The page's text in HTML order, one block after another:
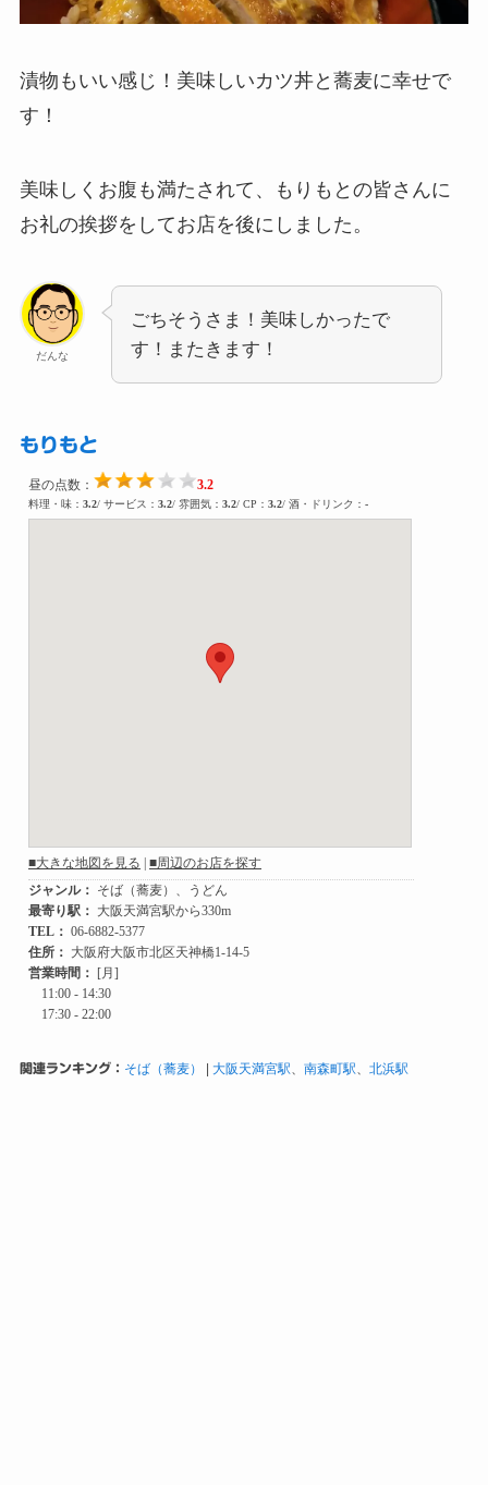
漬物もいい感じ！美味しいカツ丼と蕎麦に幸せで
す！
美味しくお腹も満たされて、もりもとの皆さんに
お礼の挨拶をしてお店を後にしました。
だんな
ごちそうさま！美味しかったで
す！またきます！
もりもと
関連ランキング： そば（蕎麦） 大阪天満宮駅、 南森町駅、 北浜駅